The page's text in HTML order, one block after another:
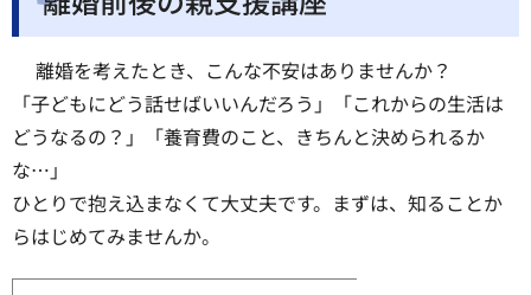
離婚を考えたとき、こんな不安はありませんか？
「子どもにどう話せばいいんだろう」「これからの生活は
どうなるの？」「養育費のこと、きちんと決められるか
な…」
ひとりで抱え込まなくて大丈夫です。まずは、知ることか
らはじめてみませんか。